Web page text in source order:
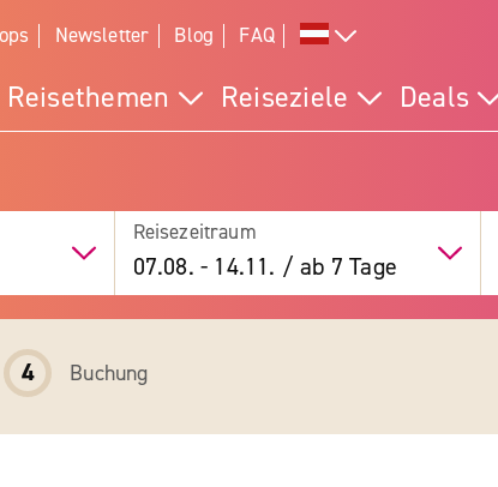
Newsletter Blog FAQ
Reisethemen Reiseziele Deals
Reisezeitraum
07.08. - 14.11. / ab 7 Tage
4 Buchung